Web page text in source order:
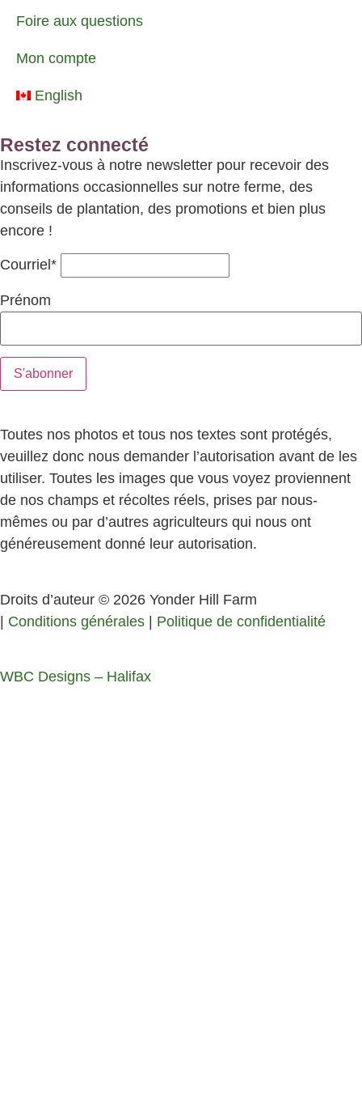
Foire aux questions
Mon compte
English
Restez connecté
Inscrivez-vous à notre newsletter pour recevoir des
informations occasionnelles sur notre ferme, des
conseils de plantation, des promotions et bien plus
encore !
Courriel*
Prénom
Toutes nos photos et tous nos textes sont protégés,
veuillez donc nous demander l’autorisation avant de les
utiliser. Toutes les images que vous voyez proviennent
de nos champs et récoltes réels, prises par nous-
mêmes ou par d’autres agriculteurs qui nous ont
généreusement donné leur autorisation.
Droits d’auteur © 2026 Yonder Hill Farm
| Conditions générales | Politique de confidentialité
WBC Designs – Halifax